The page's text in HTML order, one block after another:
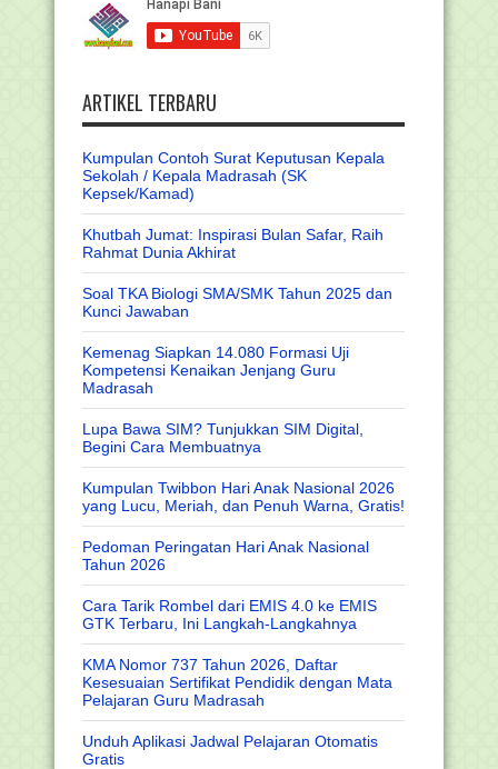
ARTIKEL TERBARU
Kumpulan Contoh Surat Keputusan Kepala
Sekolah / Kepala Madrasah (SK
Kepsek/Kamad)
Khutbah Jumat: Inspirasi Bulan Safar, Raih
Rahmat Dunia Akhirat
Soal TKA Biologi SMA/SMK Tahun 2025 dan
Kunci Jawaban
Kemenag Siapkan 14.080 Formasi Uji
Kompetensi Kenaikan Jenjang Guru
Madrasah
Lupa Bawa SIM? Tunjukkan SIM Digital,
Begini Cara Membuatnya
Kumpulan Twibbon Hari Anak Nasional 2026
yang Lucu, Meriah, dan Penuh Warna, Gratis!
Pedoman Peringatan Hari Anak Nasional
Tahun 2026
Cara Tarik Rombel dari EMIS 4.0 ke EMIS
GTK Terbaru, Ini Langkah-Langkahnya
KMA Nomor 737 Tahun 2026, Daftar
Kesesuaian Sertifikat Pendidik dengan Mata
Pelajaran Guru Madrasah
Unduh Aplikasi Jadwal Pelajaran Otomatis
Gratis